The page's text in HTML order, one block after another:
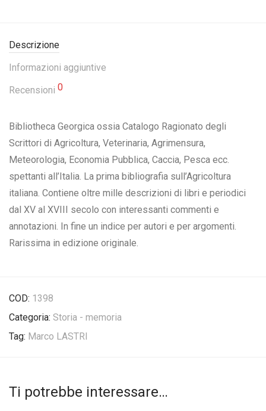
Descrizione
Informazioni aggiuntive
Recensioni 0
Bibliotheca Georgica ossia Catalogo Ragionato degli
Scrittori di Agricoltura, Veterinaria, Agrimensura,
Meteorologia, Economia Pubblica, Caccia, Pesca ecc.
spettanti all’Italia. La prima bibliografia sull’Agricoltura
italiana. Contiene oltre mille descrizioni di libri e periodici
dal XV al XVIII secolo con interessanti commenti e
annotazioni. In fine un indice per autori e per argomenti.
Rarissima in edizione originale.
COD: 1398
Categoria: Storia - memoria
Tag: Marco LASTRI
Ti potrebbe interessare…